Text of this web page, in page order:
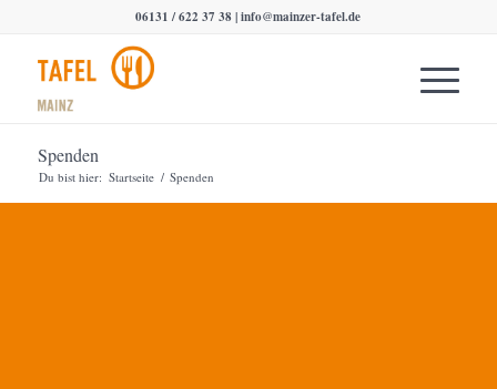
06131 / 622 37 38 |info@mainzer-tafel.de
Spenden
Du bist hier: Startseite / Spenden